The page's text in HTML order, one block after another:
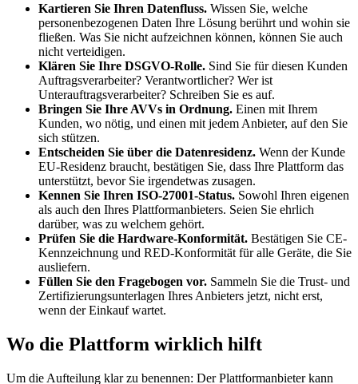
Kartieren Sie Ihren Datenfluss. Wissen Sie, welche
personenbezogenen Daten Ihre Lösung berührt und wohin sie
fließen. Was Sie nicht aufzeichnen können, können Sie auch
nicht verteidigen.
Klären Sie Ihre DSGVO-Rolle. Sind Sie für diesen Kunden
Auftragsverarbeiter? Verantwortlicher? Wer ist
Unterauftragsverarbeiter? Schreiben Sie es auf.
Bringen Sie Ihre AVVs in Ordnung. Einen mit Ihrem
Kunden, wo nötig, und einen mit jedem Anbieter, auf den Sie
sich stützen.
Entscheiden Sie über die Datenresidenz. Wenn der Kunde
EU-Residenz braucht, bestätigen Sie, dass Ihre Plattform das
unterstützt, bevor Sie irgendetwas zusagen.
Kennen Sie Ihren ISO-27001-Status. Sowohl Ihren eigenen
als auch den Ihres Plattformanbieters. Seien Sie ehrlich
darüber, was zu welchem gehört.
Prüfen Sie die Hardware-Konformität. Bestätigen Sie CE-
Kennzeichnung und RED-Konformität für alle Geräte, die Sie
ausliefern.
Füllen Sie den Fragebogen vor. Sammeln Sie die Trust- und
Zertifizierungsunterlagen Ihres Anbieters jetzt, nicht erst,
wenn der Einkauf wartet.
Wo die Plattform wirklich hilft
Um die Aufteilung klar zu benennen: Der Plattformanbieter kann